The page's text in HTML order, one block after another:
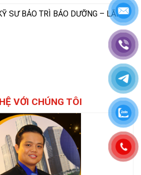
SƯ BẢO TRÌ BẢO DƯỠNG – LẮP
VỚI CHÚNG TÔI